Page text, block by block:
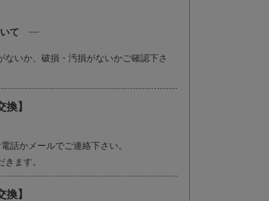
て
いか、破損・汚損がないかご確認下さ
】
話かメールでご連絡下さい。
ます。
】